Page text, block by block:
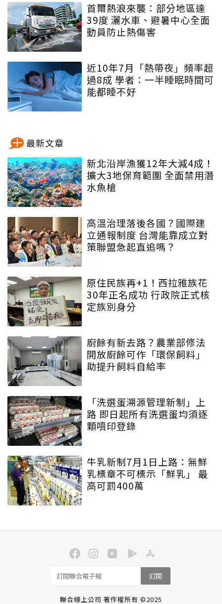
首爾熱浪來襲：部分地區達
39度 灑水車、避暑中心全面
動員防止熱傷害
近10年7月「熱帶夜」頻率超
過8成 學者：一半睡眠時間可
能都睡不好
最新文章
新北沿岸漁獲12年大減4成！
擴大3地保育範圍 全面禁用潛
水魚槍
高溫治理落後各國？國際建
立通報制度 台灣能靠成立對
策聯盟急起直追嗎？
原住民族再+1！西拉雅族花
30年正名成功 行政院正式核
定族別身分
廚餘有新去路？農業部修法
開放廚餘可作「環保飼料」
助提升飼料自給率
「洗選蛋溯源管理新制」上
路 即日起所有洗選蛋均須逐
顆噴印登錄
牛乳新制7月1日上路：無鮮
乳標章不可標示「鮮乳」 最
高可罰400萬
訂閱
聯合線上公司 著作權所有 ©2025